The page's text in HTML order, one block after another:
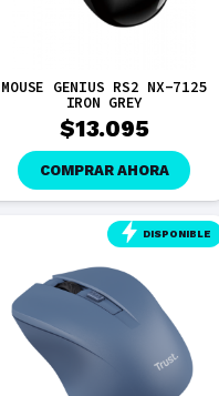
MOUSE GENIUS RS2 NX-7125
IRON GREY
$13.095
COMPRAR AHORA
DISPONIBLE